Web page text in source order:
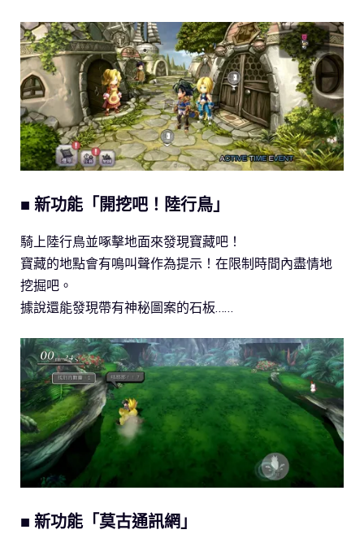
■ 新功能「開挖吧！陸行鳥」
騎上陸行鳥並啄擊地面來發現寶藏吧！
寶藏的地點會有鳴叫聲作為提示！在限制時間內盡情地
挖掘吧。
據說還能發現帶有神秘圖案的石板……
■ 新功能「莫古通訊網」